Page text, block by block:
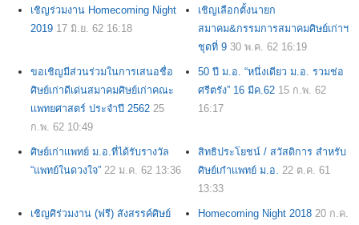
เชิญร่วมงาน Homecoming Night
2019 17 มิ.ย. 62 16:18
เชิญเลือกตั้งนายก
สมาคม&กรรมการสมาคมศิษย์เก่าฯ
ชุดที่ 9 30 พ.ค. 62 16:19
ขอเชิญมีส่วนร่วมในการเสนอชื่อ
ศิษย์เก่าดีเด่นสมาคมศิษย์เก่าคณะ
เเพทยศาสตร์ ประจำปี 2562 25
ก.พ. 62 10:49
50 ปี ม.อ. “หนึ่งเดียว ม.อ. รวมช่อ
ศรีตรัง” 16 มีค.62 15 ก.พ. 62
16:17
ศิษย์เก่าเเพทย์ ม.อ.ที่ได้รับรางวัล
“แพทย์ในดวงใจ” 22 ม.ค. 62 13:36
สิทธิประโยชน์ / สวัสดิการ สำหรับ
ศิษย์เกำเเพทย์ ม.อ. 22 ต.ค. 61
13:33
เชิญศิร่วมงาน (ฟรี) สังสรรค์ศิษย์
Homecoming Night 2018 20 ก.ค.